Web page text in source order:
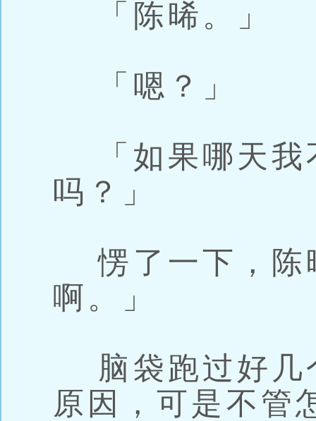
「陈晞。」
「嗯？」
「如果哪天我
吗？」
愣了一下，陈
啊。」
脑袋跑过好几
原因，可是不管